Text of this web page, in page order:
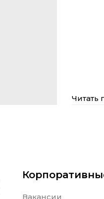
Вакансии